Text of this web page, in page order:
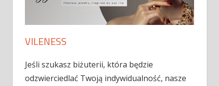
VILENESS
Jeśli szukasz biżuterii, która będzie
odzwierciedlać Twoją indywidualność, nasze